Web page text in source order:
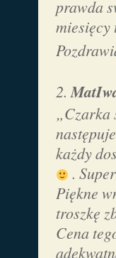
prawda
miesięcy
„Czarka
każdy
.
Piękne
troszkę
Cena